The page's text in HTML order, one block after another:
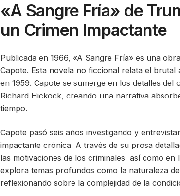
«A Sangre Fría» de
un Crimen Impactante
Publicada en 1966, «A Sangre Fría» es una
Capote. Esta novela no ficcional relata el
en 1959. Capote se sumerge en los detalles
Richard Hickock, creando una narrativa
tiempo.
Capote pasó seis años investigando y
impactante crónica. A través de su prosa
las motivaciones de los criminales, así como
explora temas profundos como la naturaleza
reflexionando sobre la complejidad de la